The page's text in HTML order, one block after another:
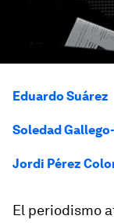
Eduardo Suárez
Soledad
Jordi Pérez
El periodismo